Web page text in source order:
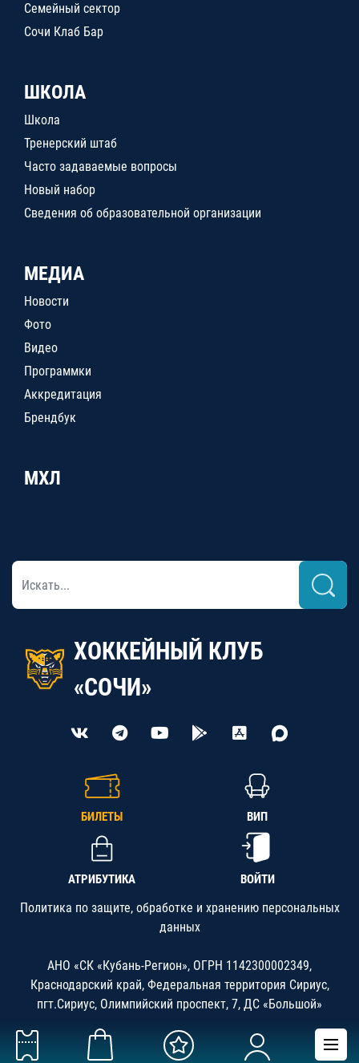
Семейный сектор
Сочи Клаб Бар
ШКОЛА
Школа
Тренерский штаб
Часто задаваемые вопросы
Новый набор
Сведения об образовательной организации
МЕДИА
Новости
Фото
Видео
Программки
Аккредитация
Брендбук
МХЛ
ХОККЕЙНЫЙ КЛУБ
«СОЧИ»
БИЛЕТЫ ВИП
АТРИБУТИКА ВОЙТИ
Политика по защите, обработке и хранению персональных
данных
АНО «СК «Кубань-Регион», ОГРН 1142300002349,
Краснодарский край, Федеральная территория Сириус,
пгт.Сириус, Олимпийский проспект, 7, ДС «Большой»